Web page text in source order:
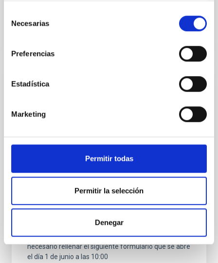
Necesarias
Preferencias
Estadística
Marketing
Permitir todas
Permitir la selección
Denegar
NOTA DE PRENSA
del Teide a la ciudadanía el fin de semana
PLAZAS AGOTADAS El Instituto de Astrofísica de
Canarias (IAC) invita un año más a la ciudadanía a
(Izaña, Tenerife) durante el fin de semana del
la semana del solsticio de verano. Esta iniciativa
gratuita de divulgación científica está organizada por
junto a la Unidad de Comunicación y Cultura
Científica (UC3) del IAC. Para acceder a esta visita es
necesario rellenar el siguiente formulario que se abre
el día 1 de junio a las 10:00